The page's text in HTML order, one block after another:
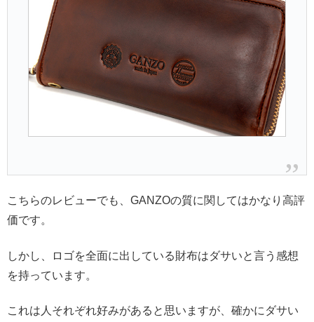
こちらのレビューでも、GANZOの質に関してはかなり高評
価です。
しかし、ロゴを全面に出している財布はダサいと言う感想
を持っています。
これは人それぞれ好みがあると思いますが、確かにダサい